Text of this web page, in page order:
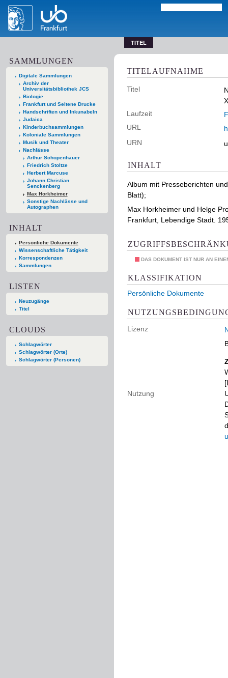
TITEL
SAMMLUNGEN
Digitale Sammlungen
Archiv der
Universitätsbibliothek JCS
Biologie
Frankfurt und Seltene Drucke
Handschriften und Inkunabeln
Judaica
Kinderbuchsammlungen
Koloniale Sammlungen
Musik und Theater
Nachlässe
Arthur Schopenhauer
Friedrich Stoltze
Herbert Marcuse
Johann Christian
Senckenberg
Max Horkheimer
Sonstige Nachlässe und
Autographen
INHALT
Persönliche Dokumente
Wissenschaftliche Tätigkeit
Korrespondenzen
Sammlungen
LISTEN
Neuzugänge
Titel
CLOUDS
Schlagwörter
Schlagwörter (Orte)
Schlagwörter (Personen)
TITELAUFNAHME
Titel
Laufzeit
URL
URN
INHALT
Album mit Presseberichten
Blatt);
Max Horkheimer und Helge
Frankfurt, Lebendige Stadt.
DAS DOKUMENT IST NUR AN
KLASSIFIKATION
Persönliche Dokumente
Lizenz
Nutzung